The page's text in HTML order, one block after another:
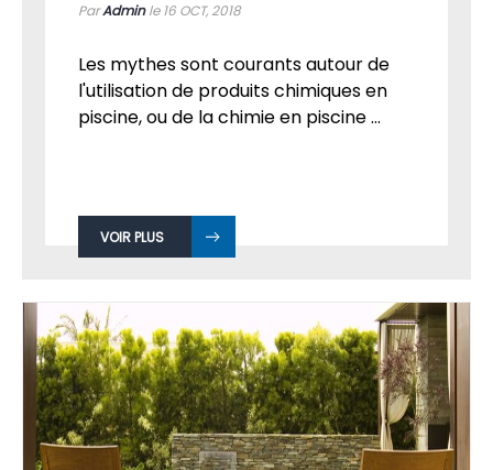
ParAdminle 16 OCT, 2018
Les mythes sont courants autour de
l'utilisation de produits chimiques en
piscine, ou de la chimie en piscine ...
VOIR PLUS